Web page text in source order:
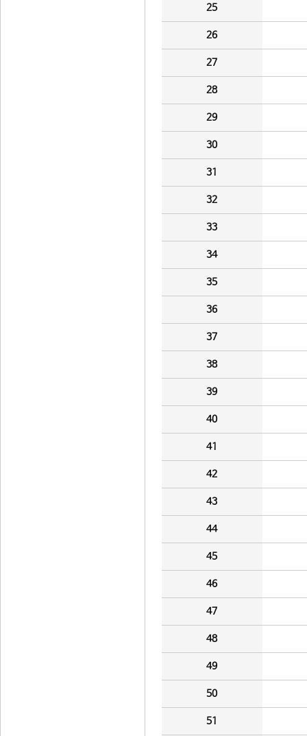
25
26
27
28
29
30
31
32
33
34
35
36
37
38
39
40
41
42
43
44
45
46
47
48
49
50
51